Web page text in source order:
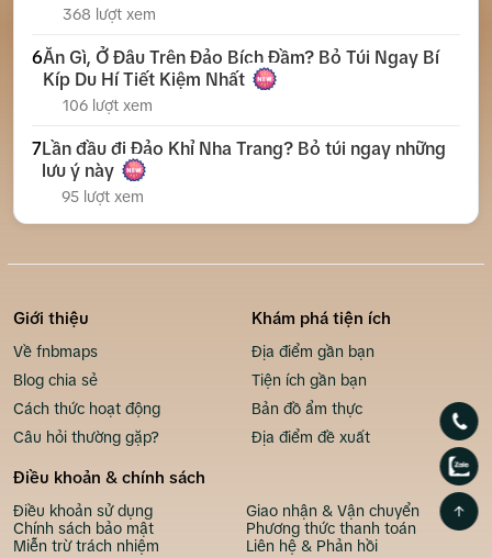
368 lượt xem
6Ăn Gì, Ở Đâu Trên Đảo Bích Đầm? Bỏ Túi Ngay Bí
Kíp Du Hí Tiết Kiệm Nhất
106 lượt xem
7 Lần đầu đi Đảo Khỉ Nha Trang? Bỏ túi ngay những
lưu ý này
95 lượt xem
Giới thiệu
Về fnbmaps
Blog chia sẻ
Cách thức hoạt động
Câu hỏi thường gặp?
Khám phá tiện ích
Địa điểm gần bạn
Tiện ích gần bạn
Bản đồ ẩm thực
Địa điểm đề xuất
Điều khoản & chính sách
Điều khoản sử dụng
Chính sách bảo mật
Miễn trừ trách nhiệm
Giao nhận & Vận chuyển
Phương thức thanh toán
Liên hệ & Phản hồi